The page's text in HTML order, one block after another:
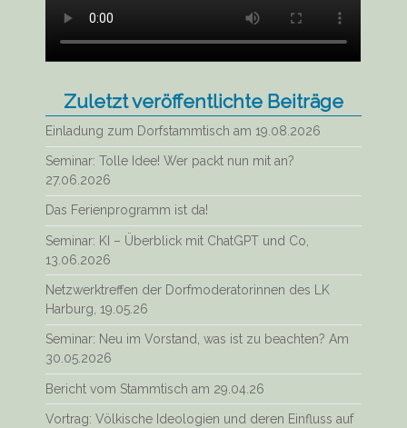
Zuletzt veröffentlichte Beiträge
Einladung zum Dorfstammtisch am 19.08.2026
Seminar: Tolle Idee! Wer packt nun mit an?
27.06.2026
Das Ferienprogramm ist da!
Seminar: KI – Überblick mit ChatGPT und Co,
13.06.2026
Netzwerktreffen der Dorfmoderatorinnen des LK
Harburg, 19.05.26
Seminar: Neu im Vorstand, was ist zu beachten? Am
30.05.2026
Bericht vom Stammtisch am 29.04.26
Vortrag: Völkische Ideologien und deren Einfluss auf